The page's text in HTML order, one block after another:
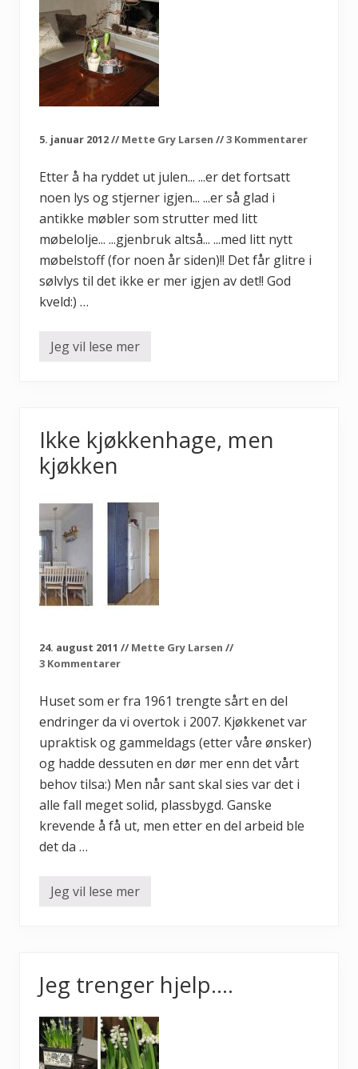
i
b
o
b
l
e
n
!
5. januar 2012// Mette Gry Larsen //3 Kommentarer
Etter å ha ryddet ut julen... ...er det fortsatt
noen lys og stjerner igjen... ...er så glad i
antikke møbler som strutter med litt
møbelolje... ...gjenbruk altså... ...med litt nytt
møbelstoff (for noen år siden)!! Det får glitre i
sølvlys til det ikke er mer igjen av det!! God
kveld:) …
L
e
l
d
s
s
Jeg vil lese mer
Ikke kjøkkenhage, men
kjøkken
24. august 2011 // Mette Gry Larsen //
3 Kommentarer
Huset som er fra 1961 trengte sårt en del
endringer da vi overtok i 2007. Kjøkkenet var
upraktisk og gammeldags (etter våre ønsker)
og hadde dessuten en dør mer enn det vårt
behov tilsa:) Men når sant skal sies var det i
alle fall meget solid, plassbygd. Ganske
krevende å få ut, men etter en del arbeid ble
det da …
I
k
k
n
h
a
g
Jeg vil lese mer
Jeg trenger hjelp….